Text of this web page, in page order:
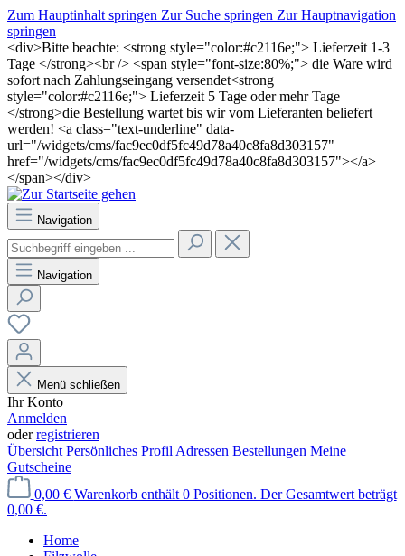
Zum Hauptinhalt springen Zur Suche springen Zur Hauptnavigation
springen
<div>Bitte beachte: <strong style="color:#c2116e;"> Lieferzeit 1-3
Tage </strong><br /> <span style="font-size:80%;"> die Ware wird
sofort nach Zahlungseingang versendet<strong
style="color:#c2116e;"> Lieferzeit 5 Tage oder mehr Tage
</strong>die Bestellung wartet bis wir vom Lieferanten beliefert
werden! <a class="text-underline" data-
url="/widgets/cms/fac9ec0df5fc49d78a40c8fa8d303157"
href="/widgets/cms/fac9ec0df5fc49d78a40c8fa8d303157"></a>
</span></div>
Navigation
Navigation
Menü schließen
Ihr Konto
Anmelden
oderregistrieren
Übersicht Persönliches Profil Adressen Bestellungen Meine
Gutscheine
0,00 € Warenkorb enthält 0 Positionen. Der Gesamtwert beträgt
0,00 €.
Home